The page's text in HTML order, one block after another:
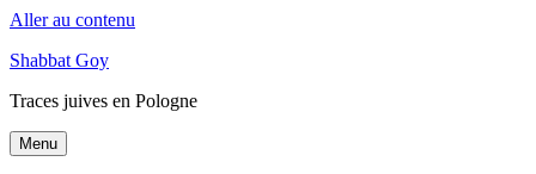
Aller au contenu
Shabbat Goy
Traces juives en Pologne
Menu